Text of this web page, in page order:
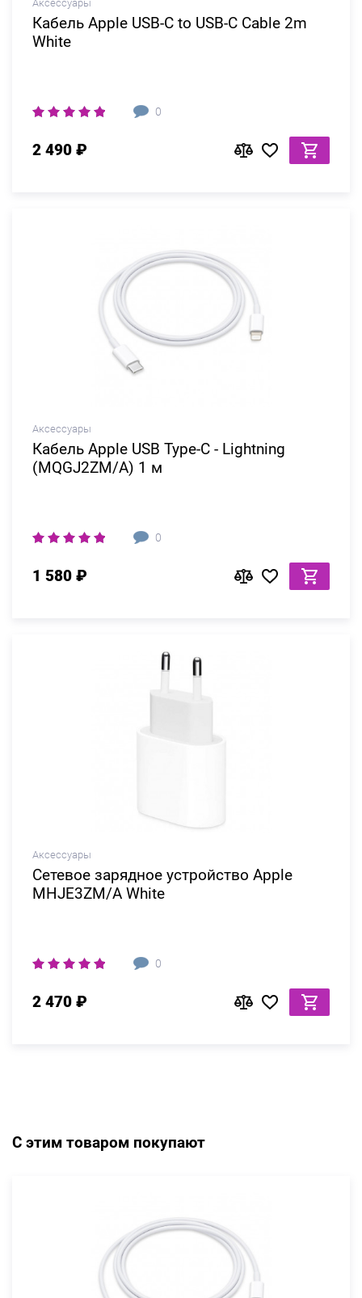
Аксессуары
Кабель Apple USB-C to USB-C Cable 2m
White
0
2 490 ₽
Аксессуары
Кабель Apple USB Type-C - Lightning
(MQGJ2ZM/A) 1 м
0
1 580 ₽
Аксессуары
Сетевое зарядное устройство Apple
MHJE3ZM/A White
0
2 470 ₽
С этим товаром покупают